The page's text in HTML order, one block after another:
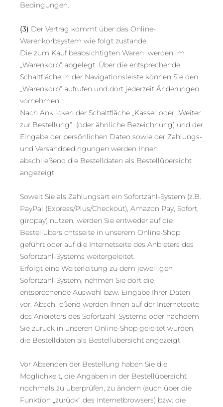
Bedingungen.
(3) Der Vertrag kommt über das Online-
Warenkorbsystem wie folgt zustande:
Die zum Kauf beabsichtigten Waren werden im
„Warenkorb“ abgelegt. Über die entsprechende
Schaltfläche in der Navigationsleiste können Sie den
„Warenkorb“ aufrufen und dort jederzeit Änderungen
vornehmen.
Nach Anklicken der Schaltfläche „Kasse“ oder „Weiter
zur Bestellung“ (oder ähnliche Bezeichnung) und der
Eingabe der persönlichen Daten sowie der Zahlungs-
und Versandbedingungen werden Ihnen
abschließend die Bestelldaten als Bestellübersicht
angezeigt.
Soweit Sie als Zahlungsart ein Sofortzahl-System (z.B.
PayPal (Express/Plus/Checkout), Amazon Pay, Sofort,
giropay) nutzen, werden Sie entweder auf die
Bestellübersichtsseite in unserem Online-Shop
geführt oder auf die Internetseite des Anbieters des
Sofortzahl-Systems weitergeleitet.
Erfolgt eine Weiterleitung zu dem jeweiligen
Sofortzahl-System, nehmen Sie dort die
entsprechende Auswahl bzw. Eingabe Ihrer Daten
vor. Abschließend werden Ihnen auf der Internetseite
des Anbieters des Sofortzahl-Systems oder nachdem
Sie zurück in unseren Online-Shop geleitet wurden,
die Bestelldaten als Bestellübersicht angezeigt.
Vor Absenden der Bestellung haben Sie die
Möglichkeit, die Angaben in der Bestellübersicht
nochmals zu überprüfen, zu ändern (auch über die
Funktion „zurück“ des Internetbrowsers) bzw. die